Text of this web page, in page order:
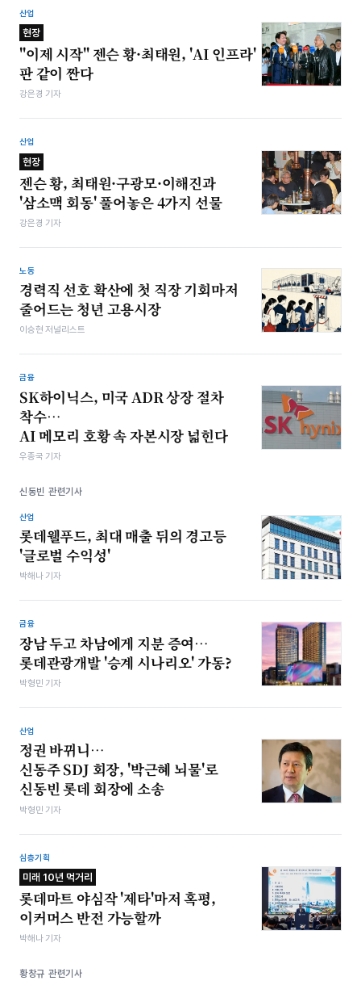
산업
현장
"이제 시작" 젠슨 황·최태원, 'AI 인프라'
판 같이 짠다
강은경 기자
산업
현장
젠슨 황, 최태원·구광모·이해진과
'삼소맥 회동' 풀어놓은 4가지 선물
강은경 기자
노동
경력직 선호 확산에 첫 직장 기회마저
줄어드는 청년 고용시장
이승현 저널리스트
금융
SK하이닉스, 미국 ADR 상장 절차
착수…
AI 메모리 호황 속 자본시장 넓힌다
우종국 기자
신동빈 관련기사
산업
롯데웰푸드, 최대 매출 뒤의 경고등
'글로벌 수익성'
박해나 기자
금융
장남 두고 차남에게 지분 증여…
롯데관광개발 '승계 시나리오' 가동?
박형민 기자
산업
정권 바뀌니…
신동주 SDJ 회장, '박근혜 뇌물'로
신동빈 롯데 회장에 소송
박형민 기자
심층기획
미래 10년 먹거리
롯데마트 야심작 '제타'마저 혹평,
이커머스 반전 가능할까
박해나 기자
황창규 관련기사